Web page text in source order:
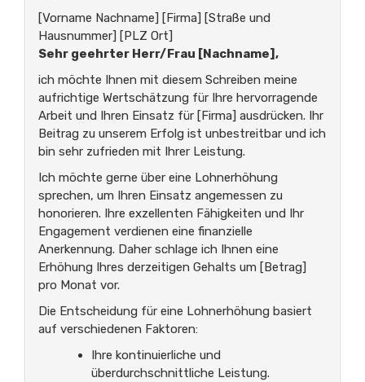
[Vorname Nachname] [Firma] [Straße und
Hausnummer] [PLZ Ort]
Sehr geehrter Herr/Frau [Nachname],
ich möchte Ihnen mit diesem Schreiben meine
aufrichtige Wertschätzung für Ihre hervorragende
Arbeit und Ihren Einsatz für [Firma] ausdrücken. Ihr
Beitrag zu unserem Erfolg ist unbestreitbar und ich
bin sehr zufrieden mit Ihrer Leistung.
Ich möchte gerne über eine Lohnerhöhung
sprechen, um Ihren Einsatz angemessen zu
honorieren. Ihre exzellenten Fähigkeiten und Ihr
Engagement verdienen eine finanzielle
Anerkennung. Daher schlage ich Ihnen eine
Erhöhung Ihres derzeitigen Gehalts um [Betrag]
pro Monat vor.
Die Entscheidung für eine Lohnerhöhung basiert
auf verschiedenen Faktoren:
Ihre kontinuierliche und
überdurchschnittliche Leistung.